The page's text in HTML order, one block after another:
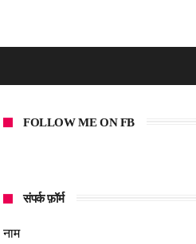
FOLLOW ME ON FB
संपर्क फ़ॉर्म
नाम